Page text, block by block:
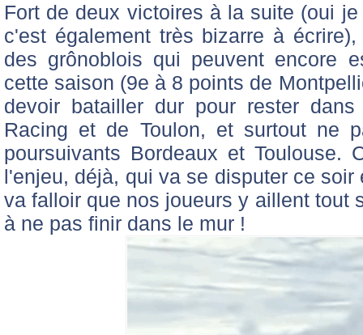
Fort de deux victoires à la suite (oui
c'est également très bizarre à
des grônoblois qui peuvent encore
cette saison (9e à 8 points de
devoir batailler dur pour rester
Racing et de Toulon, et surtout ne
poursuivants Bordeaux et Toulouse.
l'enjeu, déjà, qui va se disputer ce
va falloir que nos joueurs y aillent tout
à ne pas finir dans le mur !